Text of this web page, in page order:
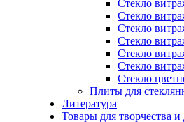
Стекло
Стекло
Стекло
Стекло
Стекло
Стекло
Стекло
Плиты для
Литература
Товары для творчества и